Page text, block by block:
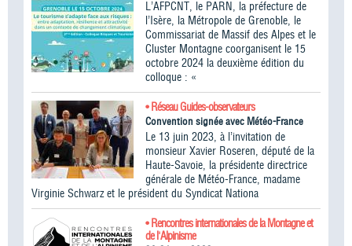
L’AFPCNT, le PARN, la préfecture de
l’Isère, la Métropole de Grenoble, le
Commissariat de Massif des Alpes et le
Cluster Montagne coorganisent le 15
octobre 2024 la deuxième édition du
colloque : «
• Réseau Guides-observateurs
Convention signée avec Météo-France
Le 13 juin 2023, à l’invitation de
monsieur Xavier Roseren, député de la
Haute-Savoie, la présidente directrice
générale de Météo-France, madame
Virginie Schwarz et le président du Syndicat Nationa
• Rencontres internationales de la Montagne et
de l'Alpinisme